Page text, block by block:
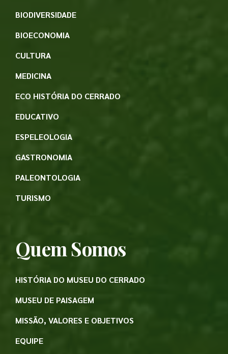
BIODIVERSIDADE
BIOECONOMIA
CULTURA
MEDICINA
ECO HISTÓRIA DO CERRADO
EDUCATIVO
ESPELEOLOGIA
GASTRONOMIA
PALEONTOLOGIA
TURISMO
Quem Somos
HISTÓRIA DO MUSEU DO CERRADO
MUSEU DE PAISAGEM
MISSÃO, VALORES E OBJETIVOS
EQUIPE